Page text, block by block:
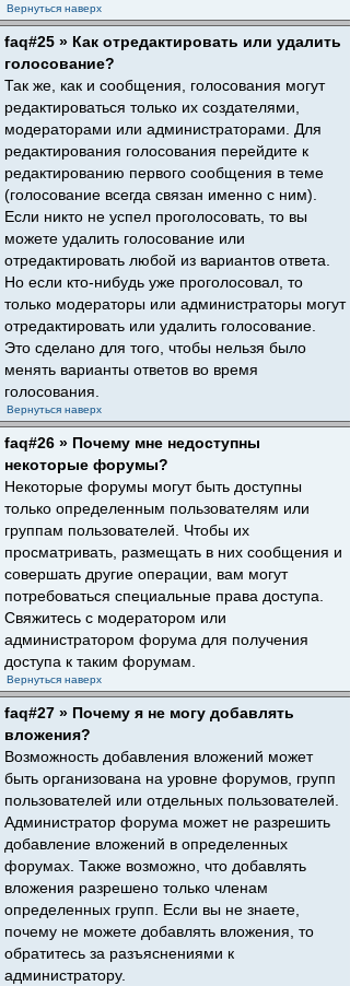
Вернуться наверх
faq#25 » Как отредактировать или удалить
голосование?
Так же, как и сообщения, голосования могут
редактироваться только их создателями,
модераторами или администраторами. Для
редактирования голосования перейдите к
редактированию первого сообщения в теме
(голосование всегда связан именно с ним).
Если никто не успел проголосовать, то вы
можете удалить голосование или
отредактировать любой из вариантов ответа.
Но если кто-нибудь уже проголосовал, то
только модераторы или администраторы могут
отредактировать или удалить голосование.
Это сделано для того, чтобы нельзя было
менять варианты ответов во время
голосования.
Вернуться наверх
faq#26 » Почему мне недоступны
некоторые форумы?
Некоторые форумы могут быть доступны
только определенным пользователям или
группам пользователей. Чтобы их
просматривать, размещать в них сообщения и
совершать другие операции, вам могут
потребоваться специальные права доступа.
Свяжитесь с модератором или
администратором форума для получения
доступа к таким форумам.
Вернуться наверх
faq#27 » Почему я не могу добавлять
вложения?
Возможность добавления вложений может
быть организована на уровне форумов, групп
пользователей или отдельных пользователей.
Администратор форума может не разрешить
добавление вложений в определенных
форумах. Также возможно, что добавлять
вложения разрешено только членам
определенных групп. Если вы не знаете,
почему не можете добавлять вложения, то
обратитесь за разъяснениями к
администратору.